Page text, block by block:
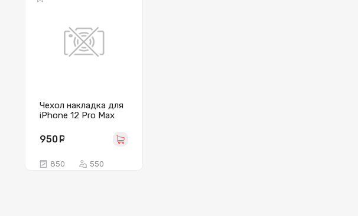
Чехол накладка для
iPhone 12 Pro Max
(белый)
950
850 550